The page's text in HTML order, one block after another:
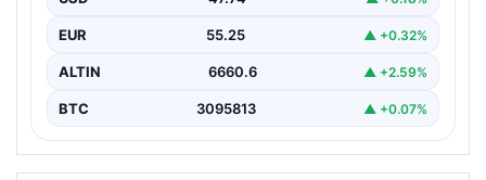
EUR 55.25 ▲ +0.32%
ALTIN 6660.6 ▲ +2.59%
BTC 3095813 ▲ +0.07%